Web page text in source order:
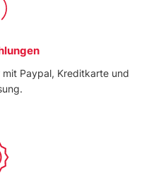
Paypal, Kreditkarte und